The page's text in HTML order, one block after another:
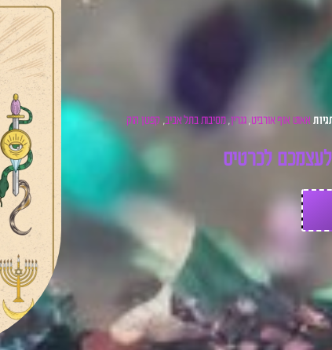
אאוט אוף אורביט,גגרין,מסיבות בתל אביב, קפטן הוק
לעצמכם לכרטיס